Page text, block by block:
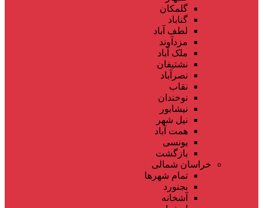
گلمکان
گناباد
لطف آباد
مزدآوند
ملک آباد
نشتیفان
نصرآباد
نقاب
نوخندان
نیشابور
نیل شهر
همت آباد
یونسی
بازگشت
خراسان شمالی
تمام شهر‌ها
بجنورد
آشخانه